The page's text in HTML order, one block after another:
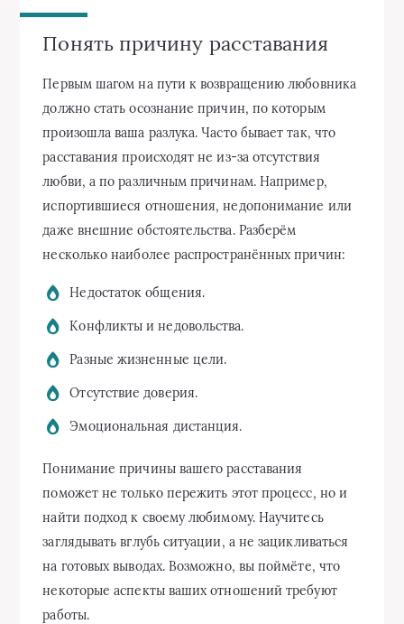
Понять причину расставания
Первым шагом на пути к возвращению любовника
должно стать осознание причин, по которым
произошла ваша разлука. Часто бывает так, что
расставания происходят не из-за отсутствия
любви, а по различным причинам. Например,
испортившиеся отношения, недопонимание или
даже внешние обстоятельства. Разберём
несколько наиболее распространённых причин:
Недостаток общения.
Конфликты и недовольства.
Разные жизненные цели.
Отсутствие доверия.
Эмоциональная дистанция.
Понимание причины вашего расставания
поможет не только пережить этот процесс, но и
найти подход к своему любимому. Научитесь
заглядывать вглубь ситуации, а не зацикливаться
на готовых выводах. Возможно, вы поймёте, что
некоторые аспекты ваших отношений требуют
работы.